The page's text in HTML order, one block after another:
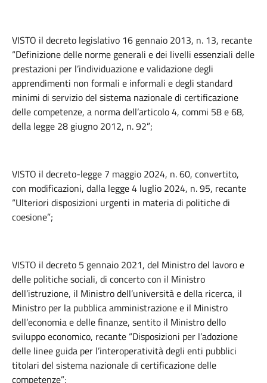
VISTO il decreto legislativo 16 gennaio 2013, n. 13, recante
“Definizione delle norme generali e dei livelli essenziali delle
prestazioni per l’individuazione e validazione degli
apprendimenti non formali e informali e degli standard
minimi di servizio del sistema nazionale di certificazione
delle competenze, a norma dell’articolo 4, commi 58 e 68,
della legge 28 giugno 2012, n. 92”;
VISTO il decreto-legge 7 maggio 2024, n. 60, convertito,
con modificazioni, dalla legge 4 luglio 2024, n. 95, recante
“Ulteriori disposizioni urgenti in materia di politiche di
coesione”;
VISTO il decreto 5 gennaio 2021, del Ministro del lavoro e
delle politiche sociali, di concerto con il Ministro
dell’istruzione, il Ministro dell’università e della ricerca, il
Ministro per la pubblica amministrazione e il Ministro
dell’economia e delle finanze, sentito il Ministro dello
sviluppo economico, recante “Disposizioni per l’adozione
delle linee guida per l’interoperatività degli enti pubblici
titolari del sistema nazionale di certificazione delle
competenze”;